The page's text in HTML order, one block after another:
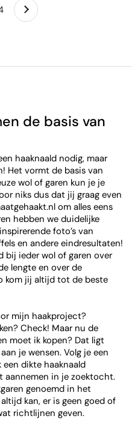
de basis van
haaknaald nodig, maar
Het vormt de basis van
wol of garen kun je je
niks dus dat jij graag even
om alles eens
hebben we duidelijke
foto’s van
en andere eindresultaten!
bij ieder wol of garen over
lengte en over de
kom jij altijd tot de beste
mijn haakproject?
Check! Maar nu de
moet ik kopen? Dat ligt
je wensen. Volg je een
dikte haaknaald
aannemen in je zoektocht.
genoemd in het
kan, er is geen goed of
richtlijnen geven.